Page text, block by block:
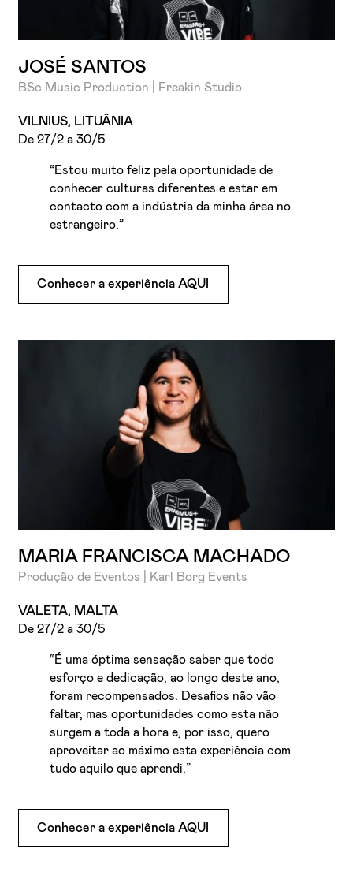
JOSÉ SANTOS
BSc Music Production | Freakin Studio
VILNIUS, LITUÂNIA
De 27/2 a 30/5
“Estou muito feliz pela oportunidade de
conhecer culturas diferentes e estar em
contacto com a indústria da minha área no
estrangeiro.”
Conhecer a experiência AQUI
MARIA FRANCISCA MACHADO
Produção de Eventos | Karl Borg Events
VALETA, MALTA
De 27/2 a 30/5
“É uma óptima sensação saber que todo
esforço e dedicação, ao longo deste ano,
foram recompensados. Desafios não vão
faltar, mas oportunidades como esta não
surgem a toda a hora e, por isso, quero
aproveitar ao máximo esta experiência com
tudo aquilo que aprendi.”
Conhecer a experiência AQUI